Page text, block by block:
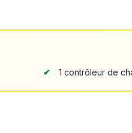
1 contrôleur de